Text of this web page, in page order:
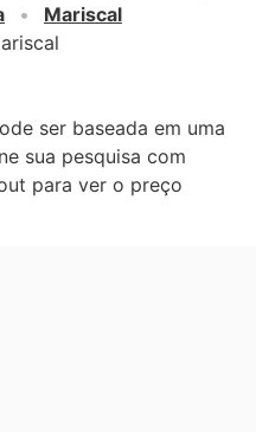
Mariscal
ser baseada em uma
sua pesquisa com
para ver o preço